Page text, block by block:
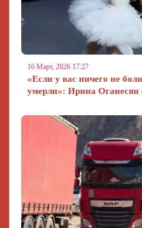
16 Март, 2026 17:27
«Если у вас ничего не
умерли»: Ирина Оганесян